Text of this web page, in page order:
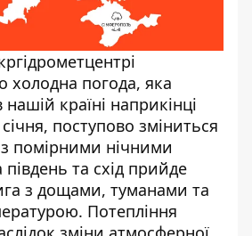
холодна погода, яка
нашій країні наприкінці
поступово зміниться
помірними нічними
та схід прийде
з дощами, туманами та
Потепління